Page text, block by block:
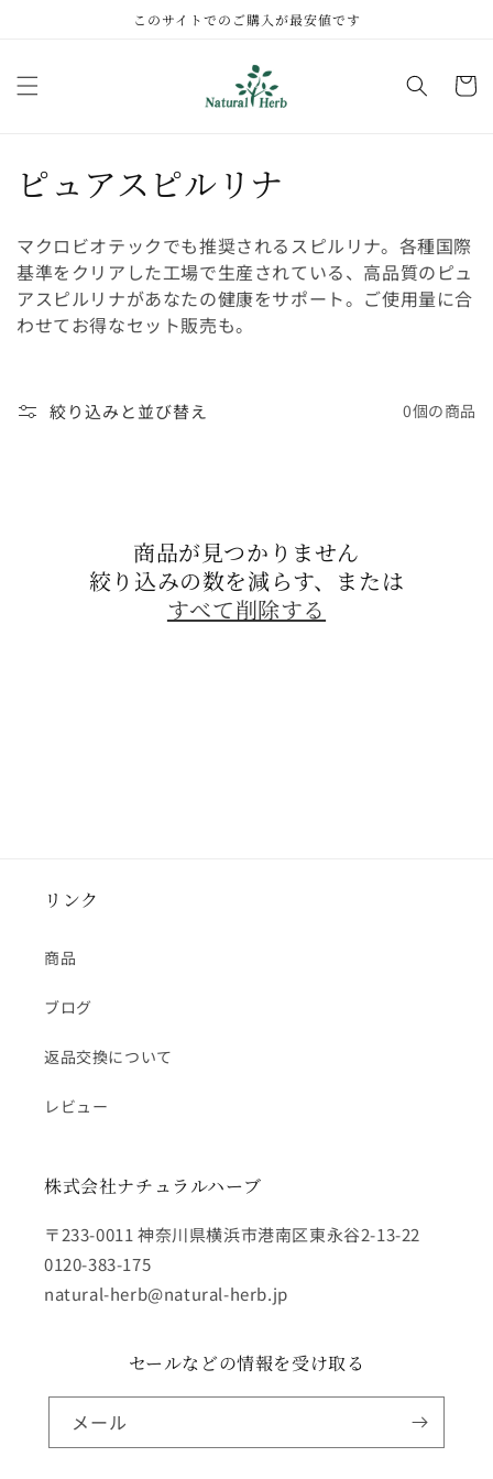
このサイトでのご購入が最安値です
ー
コ
ク
シ
ン
ピュアスピルリナ
マクロビオテックでも推奨されるスピルリナ。各種国際
基準をクリアした工場で生産されている、高品質のピュ
アスピルリナがあなたの健康をサポート。ご使用量に合
わせてお得なセット販売も。
絞り込みと並び替え 0個の商品
商品が見つかりません
絞り込みの数を減らす、または
すべて削除する
リンク
商品
ブログ
返品交換について
レビュー
株式会社ナチュラルハーブ
〒233-0011 神奈川県横浜市港南区東永谷2-13-22
0120-383-175
natural-herb@natural-herb.jp
セールなどの情報を受け取る
メール